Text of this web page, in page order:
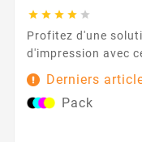
    
Profitez d'une
d'impression avec
chaque couleur.
impressions durables et
principales : Couleurs : Noir, Cyan, Magenta, Jaune
Derniers
Pack